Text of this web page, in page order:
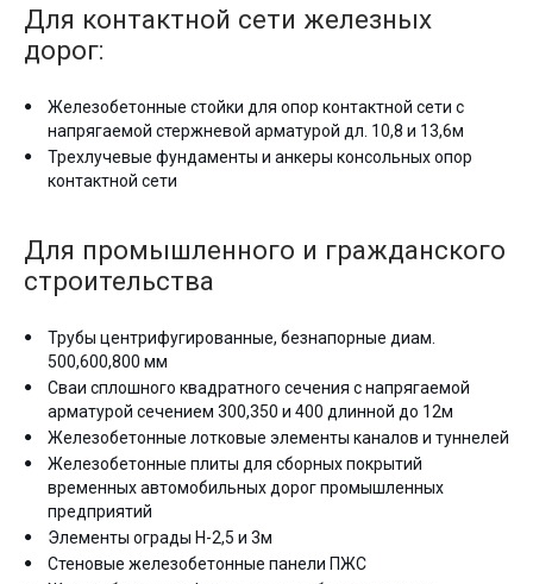
Для контактной сети железных
дорог:
Железобетонные стойки для опор контактной сети с
напрягаемой стержневой арматурой дл. 10,8 и 13,6м
Трехлучевые фундаменты и анкеры консольных опор
контактной сети
Для промышленного и гражданского
строительства
Трубы центрифугированные, безнапорные диам.
500,600,800 мм
Сваи сплошного квадратного сечения с напрягаемой
арматурой сечением 300,350 и 400 длинной до 12м
Железобетонные лотковые элементы каналов и туннелей
Железобетонные плиты для сборных покрытий
временных автомобильных дорог промышленных
предприятий
Элементы ограды Н-2,5 и 3м
Стеновые железобетонные панели ПЖС